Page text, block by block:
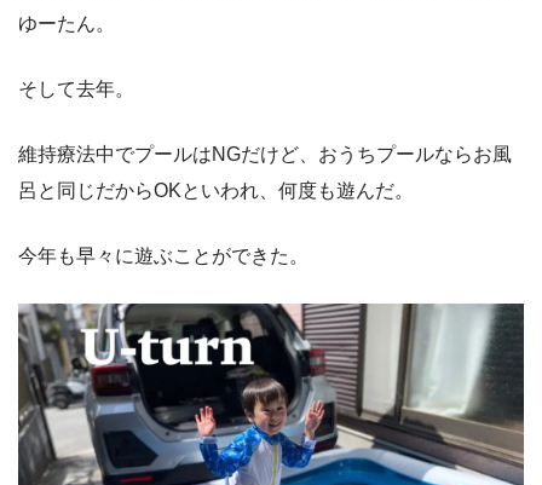
ゆーたん。
そして去年。
維持療法中でプールはNGだけど、おうちプールならお風
呂と同じだからOKといわれ、何度も遊んだ。
今年も早々に遊ぶことができた。